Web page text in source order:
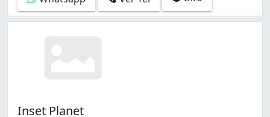
Vila Isabel (8)
Inset Planet